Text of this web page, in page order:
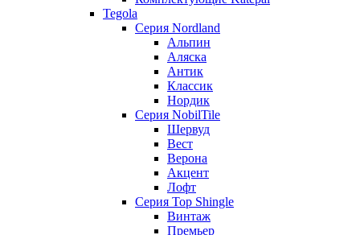
Tegola
Серия Nordland
Альпин
Аляска
Антик
Классик
Нордик
Серия NobilTile
Шервуд
Вест
Верона
Акцент
Лофт
Серия Top Shingle
Винтаж
Премьер